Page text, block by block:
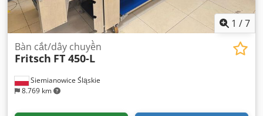
1 /7
Siemianowice Śląskie
8.769 km
Bàn cắt/dây chuyền
Fritsch FT 450-L